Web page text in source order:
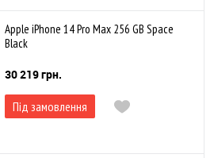
Apple iPhone 14 Pro Max 256 GB Space
Black
30 219 грн.
Під замовлення